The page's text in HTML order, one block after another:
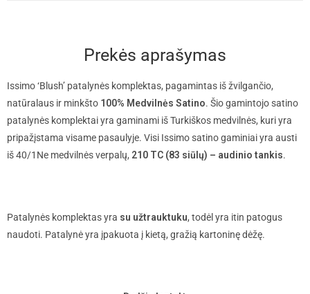
Prekės aprašymas
Issimo ‘Blush’ patalynės komplektas, pagamintas iš žvilgančio,
natūralaus ir minkšto 100% Medvilnės Satino. Šio gamintojo satino
patalynės komplektai yra gaminami iš Turkiškos medvilnės, kuri yra
pripažįstama visame pasaulyje. Visi Issimo satino gaminiai yra austi
iš 40/1Ne medvilnės verpalų, 210 TC (83 siūlų) – audinio tankis.
Patalynės komplektas yra su užtrauktuku, todėl yra itin patogus
naudoti. Patalynė yra įpakuota į kietą, gražią kartoninę dėžę.